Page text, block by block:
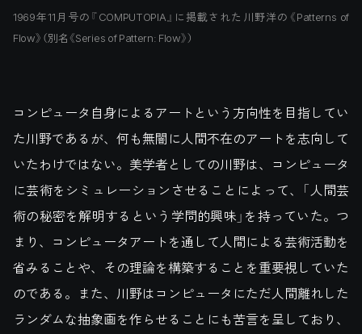
1969年11月号の『COMPUTOPIA』に掲載された川野洋の《Patterns of
Flow》（別名《Series of Pattern: Flow》）
コンピュータ自身によるアートという方向性を目指してい
た川野であるが、何も無闇に人間不在のアートを志向して
いたわけではない。美学者としての川野は、コンピュータ
に芸術をシミュレーションさせることによって、「人間芸
術の秘密を解明するという学問的興味」を持っていた。つ
まり、コンピュータアートを通して人間による芸術活動を
省みることや、その理論を構築することを重要視していた
のである。また、川野はコンピュータにただ人間離れした
ランダムな抽象画を作らせることにも苦言を呈しており、